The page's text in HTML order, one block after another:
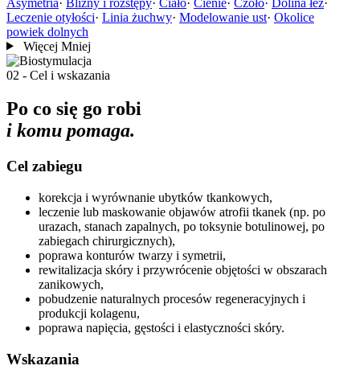
Leczenie otyłości· Linia żuchwy· Modelowanie ust· Okolice
powiek dolnych
Więcej Mniej
02 - Cel i wskazania
Po co się go robi
i komu pomaga.
Cel zabiegu
korekcja i wyrównanie ubytków tkankowych,
leczenie lub maskowanie objawów atrofii tkanek (np. po
urazach, stanach zapalnych, po toksynie botulinowej, po
zabiegach chirurgicznych),
poprawa konturów twarzy i symetrii,
rewitalizacja skóry i przywrócenie objętości w obszarach
zanikowych,
pobudzenie naturalnych procesów regeneracyjnych i
produkcji kolagenu,
poprawa napięcia, gęstości i elastyczności skóry.
Wskazania